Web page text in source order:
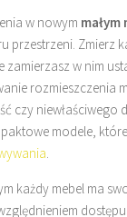
w nowym małym
przestrzeni. Zmierz
zamierzasz w nim
rozmieszczenia
czy niewłaściwego
modele,
każdy mebel ma